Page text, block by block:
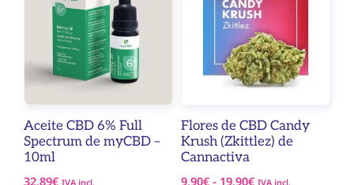
Aceite CBD 6% Full
Spectrum de myCBD –
10ml
32,89€ IVA incl.
Flores de CBD Candy
Krush (Zkittlez) de
Cannactiva
9,90€ - 19,90€Rango
IVA incl.
múltiples
variantes.
opciones
pueden
elegir
en